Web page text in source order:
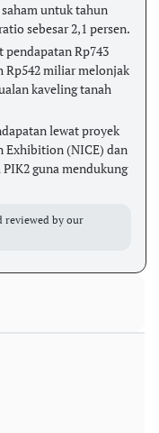
untuk tahun
sebesar 2,1 persen.
pendapatan Rp743
Rp542 miliar melonjak
kaveling tanah
lewat proyek
Exhibition (NICE) dan
guna mendukung
reviewed by our